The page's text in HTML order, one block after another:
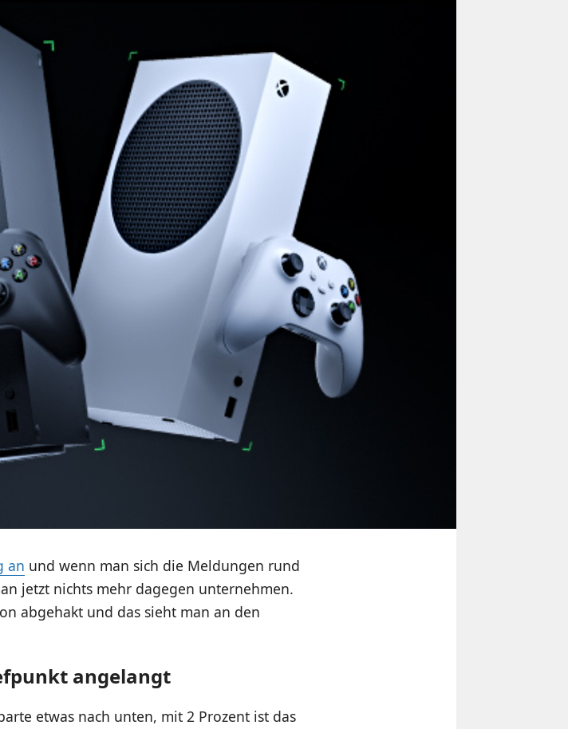
an und wenn man sich die Meldungen rund
jetzt nichts mehr dagegen unternehmen.
abgehakt und das sieht man an den
angelangt
etwas nach unten, mit 2 Prozent ist das